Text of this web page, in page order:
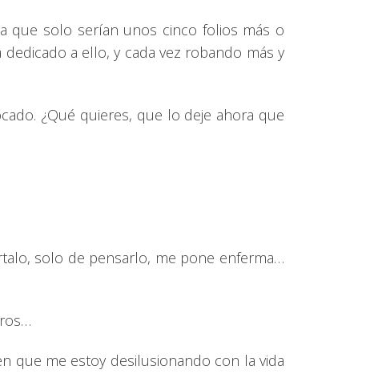
que solo serían unos cinco folios más o
a ello, y cada vez robando más y
¿Qué quieres, que lo deje ahora que
solo de pensarlo, me pone enferma…
que me estoy desilusionando con la vida